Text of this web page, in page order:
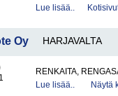
Lue lisää..
Oy HARJAVALTA
RENKAITA,
Lue lisää..
Näytä